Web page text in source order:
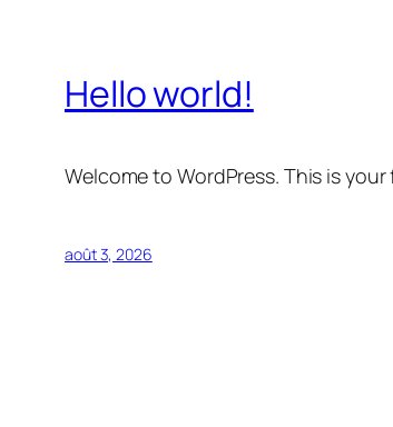
Hello world!
Welcome to WordPress. This is
août 3, 2026